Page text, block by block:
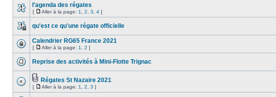
l'agenda des régates
[ Aller à la page: 1 2 3 4 ]
qu'est ce qu'une régate officielle
Calendrier RG65 France 2021
[ Aller à la page: 1 2 ]
Reprise des activités à Mini-Flotte Trignac
Régates St Nazaire 2021
[ Aller à la page: 1 2 3 ]